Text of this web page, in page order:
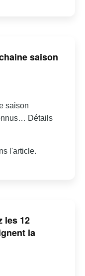
saison
saison
Détails
l'article.
les 12
la